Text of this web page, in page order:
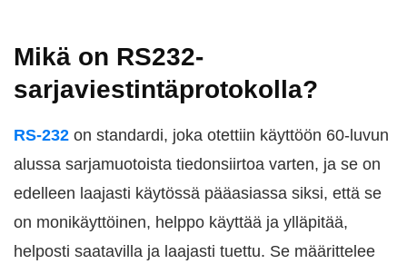
Mikä on RS232-
sarjaviestintäprotokolla?
RS-232 on standardi, joka otettiin käyttöön 60-luvun
alussa sarjamuotoista tiedonsiirtoa varten, ja se on
edelleen laajasti käytössä pääasiassa siksi, että se
on monikäyttöinen, helppo käyttää ja ylläpitää,
helposti saatavilla ja laajasti tuettu. Se määrittelee